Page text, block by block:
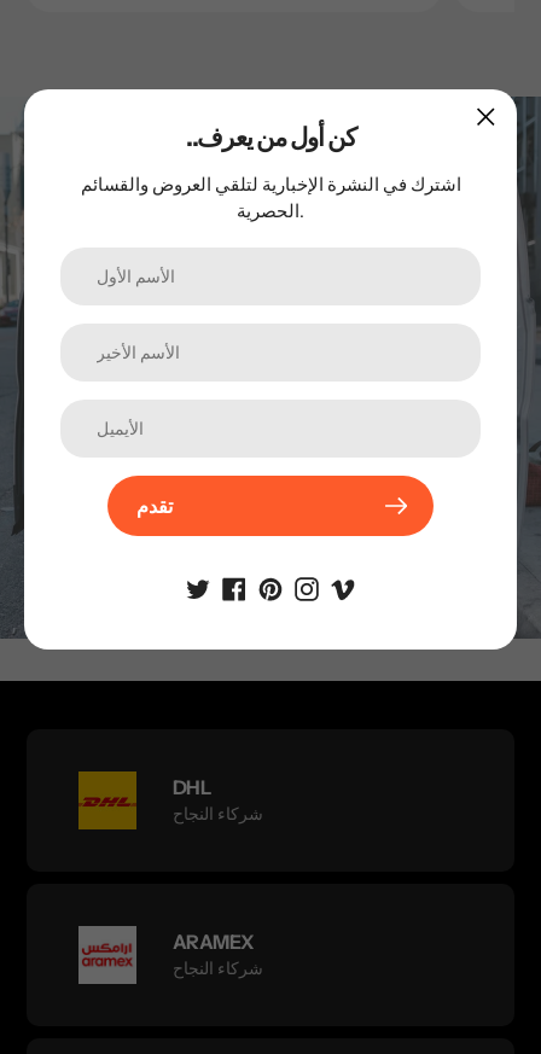
اشترك في نشرتنا الإخبارية
الترقيات والمنتجات الجديدة والمبيعات. مباشرة إلى صندوق الوارد
DHL
شركاء النجاح
ARAMEX
شركاء النجاح
..كن أول من يعرف
اشترك في النشرة الإخبارية لتلقي العروض والقسائم
الحصرية.
تقدم